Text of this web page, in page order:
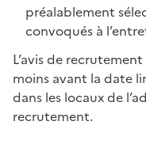
préalablement
convoqués à
L’avis de
moins avant la date
dans les locaux de
recrutement.